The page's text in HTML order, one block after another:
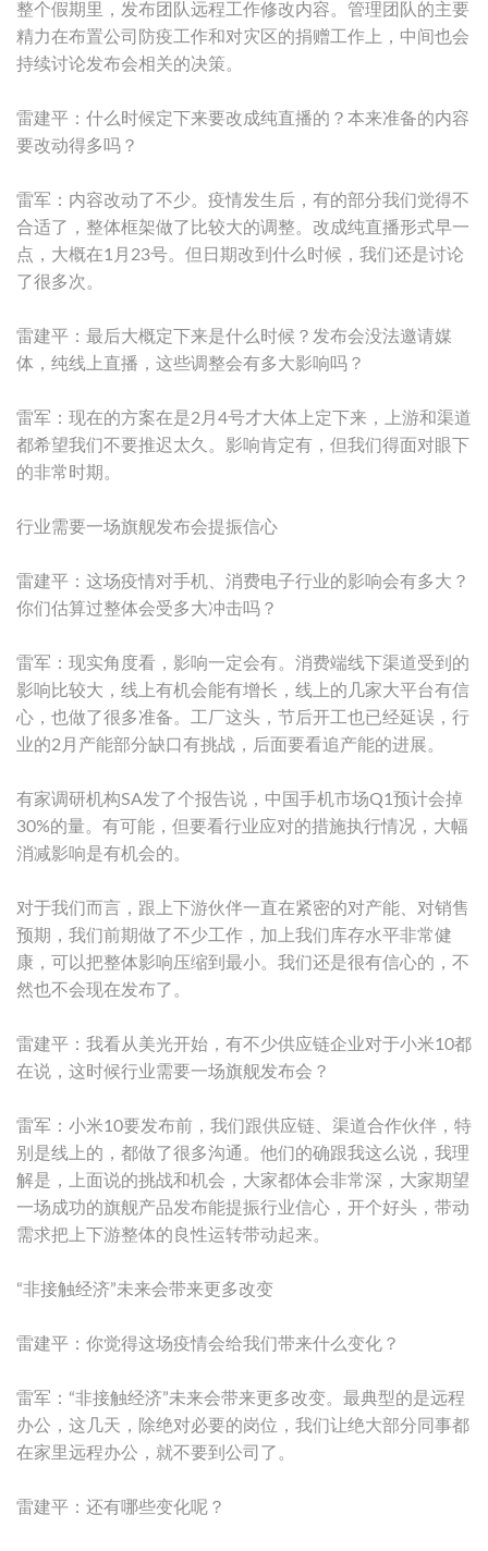
整个假期里，发布团队远程工作修改内容。管理团队的主要
精力在布置公司防疫工作和对灾区的捐赠工作上，中间也会
持续讨论发布会相关的决策。
雷建平：什么时候定下来要改成纯直播的？本来准备的内容
要改动得多吗？
雷军：内容改动了不少。疫情发生后，有的部分我们觉得不
合适了，整体框架做了比较大的调整。改成纯直播形式早一
点，大概在1月23号。但日期改到什么时候，我们还是讨论
了很多次。
雷建平：最后大概定下来是什么时候？发布会没法邀请媒
体，纯线上直播，这些调整会有多大影响吗？
雷军：现在的方案在是2月4号才大体上定下来，上游和渠道
都希望我们不要推迟太久。影响肯定有，但我们得面对眼下
的非常时期。
行业需要一场旗舰发布会提振信心
雷建平：这场疫情对手机、消费电子行业的影响会有多大？
你们估算过整体会受多大冲击吗？
雷军：现实角度看，影响一定会有。消费端线下渠道受到的
影响比较大，线上有机会能有增长，线上的几家大平台有信
心，也做了很多准备。工厂这头，节后开工也已经延误，行
业的2月产能部分缺口有挑战，后面要看追产能的进展。
有家调研机构SA发了个报告说，中国手机市场Q1预计会掉
30%的量。有可能，但要看行业应对的措施执行情况，大幅
消减影响是有机会的。
对于我们而言，跟上下游伙伴一直在紧密的对产能、对销售
预期，我们前期做了不少工作，加上我们库存水平非常健
康，可以把整体影响压缩到最小。我们还是很有信心的，不
然也不会现在发布了。
雷建平：我看从美光开始，有不少供应链企业对于小米10都
在说，这时候行业需要一场旗舰发布会？
雷军：小米10要发布前，我们跟供应链、渠道合作伙伴，特
别是线上的，都做了很多沟通。他们的确跟我这么说，我理
解是，上面说的挑战和机会，大家都体会非常深，大家期望
一场成功的旗舰产品发布能提振行业信心，开个好头，带动
需求把上下游整体的良性运转带动起来。
“非接触经济”未来会带来更多改变
雷建平：你觉得这场疫情会给我们带来什么变化？
雷军：“非接触经济”未来会带来更多改变。最典型的是远程
办公，这几天，除绝对必要的岗位，我们让绝大部分同事都
在家里远程办公，就不要到公司了。
雷建平：还有哪些变化呢？